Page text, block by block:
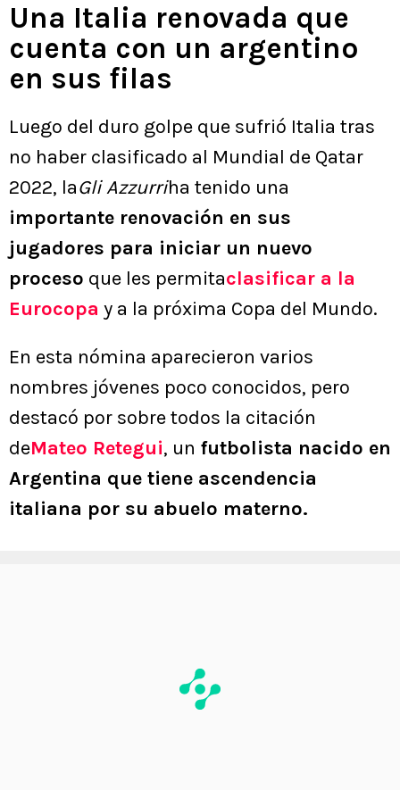
Una Italia renovada que
cuenta con un argentino
en sus filas
Luego del duro golpe que sufrió Italia tras
no haber clasificado al Mundial de Qatar
2022, laGli Azzurriha tenido una
importante renovación en sus
jugadores para iniciar un nuevo
proceso que les permitaclasificar a la
Eurocopa y a la próxima Copa del Mundo.
En esta nómina aparecieron varios
nombres jóvenes poco conocidos, pero
destacó por sobre todos la citación
deMateo Retegui, un futbolista nacido en
Argentina que tiene ascendencia
italiana por su abuelo materno.